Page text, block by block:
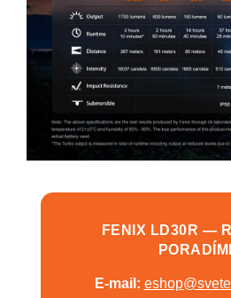
FENIX LD30R —
E-mail: